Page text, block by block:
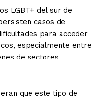
LGBT+ del sur de
casos de
para acceder
especialmente entre
de sectores
que este tipo de